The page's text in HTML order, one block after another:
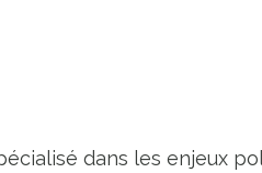
dans les enjeux